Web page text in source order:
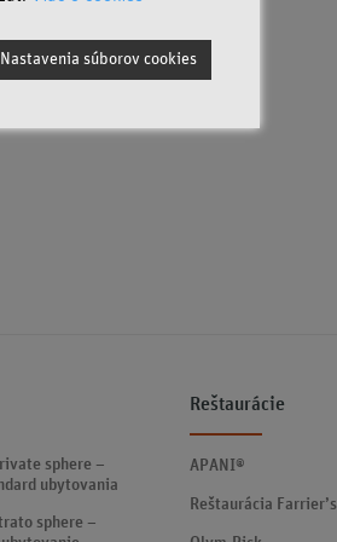
sphere –
ubytovania
sphere –
Reštaurácie
APANI®
Reštaurácia Farrier’s
Nastavenia súborov cookies